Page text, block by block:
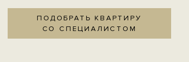
ПОДОБРАТЬ КВАРТИРУ
СО СПЕЦИАЛИСТОМ